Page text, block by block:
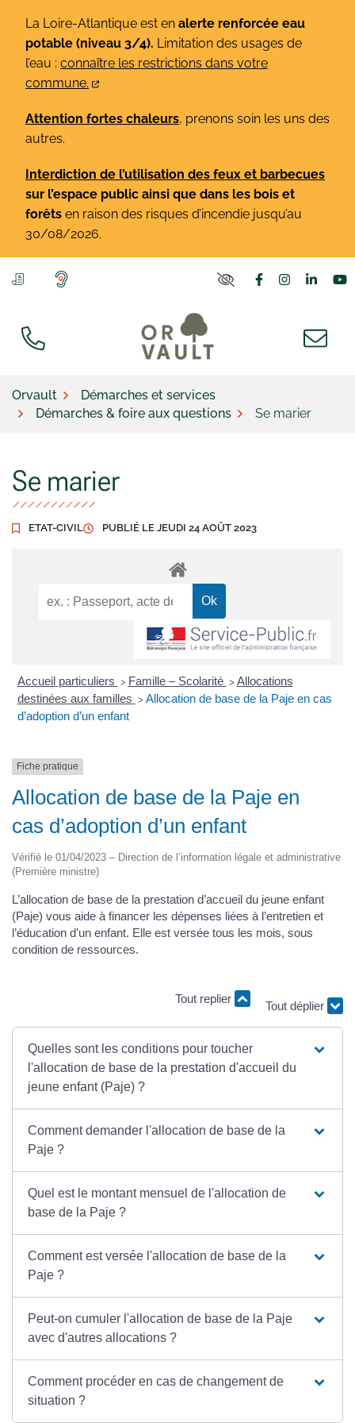
contenu
La Loire-Atlantique est en alerte renforcée eau
potable (niveau 3/4). Limitation des usages de
l’eau : connaître les restrictions dans votre
commune.
Attention fortes chaleurs, prenons soin les uns des
autres.
Interdiction de l’utilisation des feux et barbecues
sur l’espace public ainsi que dans les bois et
forêts en raison des risques d’incendie jusqu’au
30/08/2026.
Lien vers le
Lien vers
Lien
Orvault
Démarches et services
Démarches & foire aux questions
Se marier
Se marier
ETAT-CIVIL PUBLIÉ LE JEUDI 24 AOÛT 2023
Accueil particuliers > Famille – Scolarité > Allocations
destinées aux familles > Allocation de base de la Paje en cas
d’adoption d’un enfant
Fiche pratique
Allocation de base de la Paje en
cas d’adoption d’un enfant
Vérifié le 01/04/2023 – Direction de l’information légale et administrative
(Première ministre)
L’allocation de base de la prestation d’accueil du jeune enfant
(Paje) vous aide à financer les dépenses liées à l’entretien et
l’éducation d’un enfant. Elle est versée tous les mois, sous
condition de ressources.
Tout replier
Tout déplier
Quelles sont les conditions pour toucher
l'allocation de base de la prestation d'accueil du
jeune enfant (Paje) ?
Comment demander l'allocation de base de la
Paje ?
Quel est le montant mensuel de l'allocation de
base de la Paje ?
Comment est versée l'allocation de base de la
Paje ?
Peut-on cumuler l'allocation de base de la Paje
avec d'autres allocations ?
Comment procéder en cas de changement de
situation ?